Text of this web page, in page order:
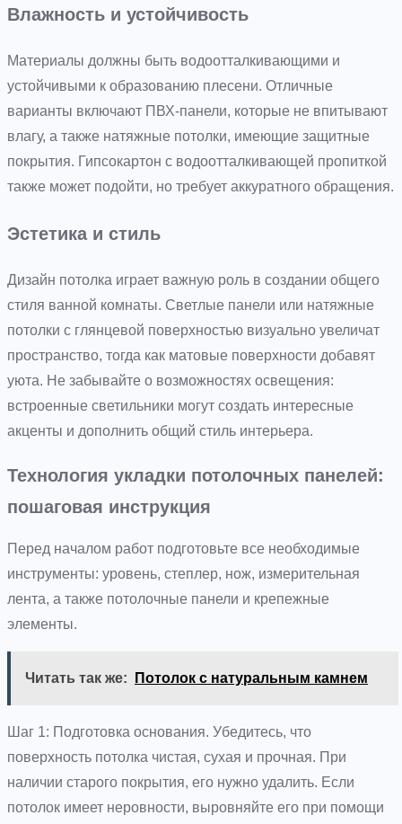
Влажность и устойчивость
Материалы должны быть водоотталкивающими и
устойчивыми к образованию плесени. Отличные
варианты включают ПВХ-панели, которые не впитывают
влагу, а также натяжные потолки, имеющие защитные
покрытия. Гипсокартон с водоотталкивающей пропиткой
также может подойти, но требует аккуратного обращения.
Эстетика и стиль
Дизайн потолка играет важную роль в создании общего
стиля ванной комнаты. Светлые панели или натяжные
потолки с глянцевой поверхностью визуально увеличат
пространство, тогда как матовые поверхности добавят
уюта. Не забывайте о возможностях освещения:
встроенные светильники могут создать интересные
акценты и дополнить общий стиль интерьера.
Технология укладки потолочных панелей:
пошаговая инструкция
Перед началом работ подготовьте все необходимые
инструменты: уровень, степлер, нож, измерительная
лента, а также потолочные панели и крепежные
элементы.
Читать так же: Потолок с натуральным камнем
Шаг 1: Подготовка основания. Убедитесь, что
поверхность потолка чистая, сухая и прочная. При
наличии старого покрытия, его нужно удалить. Если
потолок имеет неровности, выровняйте его при помощи